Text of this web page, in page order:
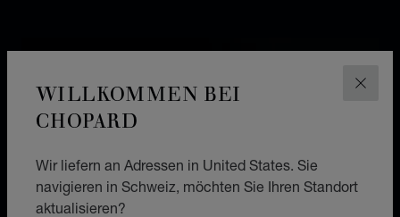
WILLKOMMEN BEI
CHOPARD
Wir liefern an Adressen in United States. Sie
navigieren in Schweiz, möchten Sie Ihren Standort
aktualisieren?